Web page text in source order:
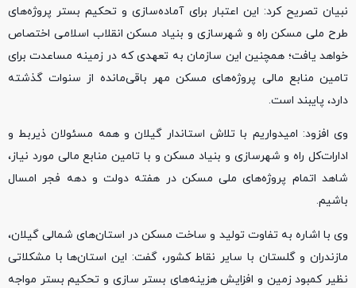
نبیان تصریح کرد: این اعتبار برای آماده‌سازی و تحکیم بستر پروژه‌های
طرح ملی مسکن راه و شهرسازی و بنیاد مسکن انقلاب اسلامی اختصاص
خواهد یافت؛ همچنین این سازمان به تعهدی که در زمینه مساعدت برای
تامین منابع مالی پروژه‌های مسکن مهر باقی‌مانده از سنوات گذشته
دارد، پایبند است.
وی افزود: امیدواریم با تلاش استاندار گیلان و همه مسئولان ذیربط و
ادارات‌کل راه و شهرسازی و بنیاد مسکن و با تامین منابع مالی مورد نیاز،
شاهد اتمام پروژه‌های ملی مسکن در هفته دولت و دهه فجر امسال
باشیم.
وی با اشاره به تفاوت تولید و ساخت مسکن در استان‌های شمالی گیلان،
مازندران و گلستان با سایر نقاط کشور، گفت: این استان‌ها با مشکلاتی
نظیر کمبود زمین و افزایش هزینه‌های بستر سازی و تحکیم بستر مواجه